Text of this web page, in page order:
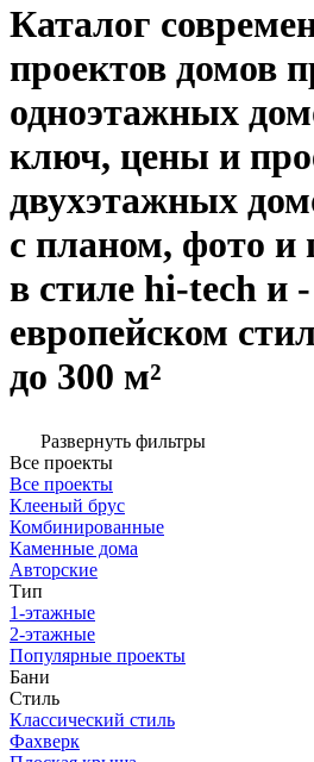
Каталог
проектов домов
одноэтажных
ключ, цены и
двухэтажных
с планом, фото и
в стиле hi-tech и
европейском
до 300 м²
Развернуть фильтры
Все проекты
Все проекты
Клееный брус
Комбинированные
Каменные дома
Авторские
Тип
1-этажные
2-этажные
Популярные проекты
Бани
Стиль
Классический стиль
Фахверк